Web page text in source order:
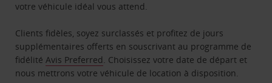
votre véhicule idéal vous attend.
Clients fidèles, soyez surclassés et profitez de jours
supplémentaires offerts en souscrivant au programme de
fidélitéAvis Preferred. Choisissez votre date de départ et
nous mettrons votre véhicule de location à disposition.